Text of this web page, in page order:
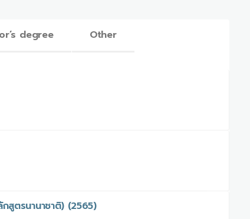
degree Other
สูตรนานาชาติ) (2565)